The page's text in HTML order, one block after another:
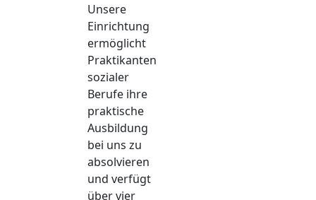
Unsere
Einrichtung
ermöglicht
Praktikanten
sozialer
Berufe ihre
praktische
Ausbildung
bei uns zu
absolvieren
und verfügt
über vier